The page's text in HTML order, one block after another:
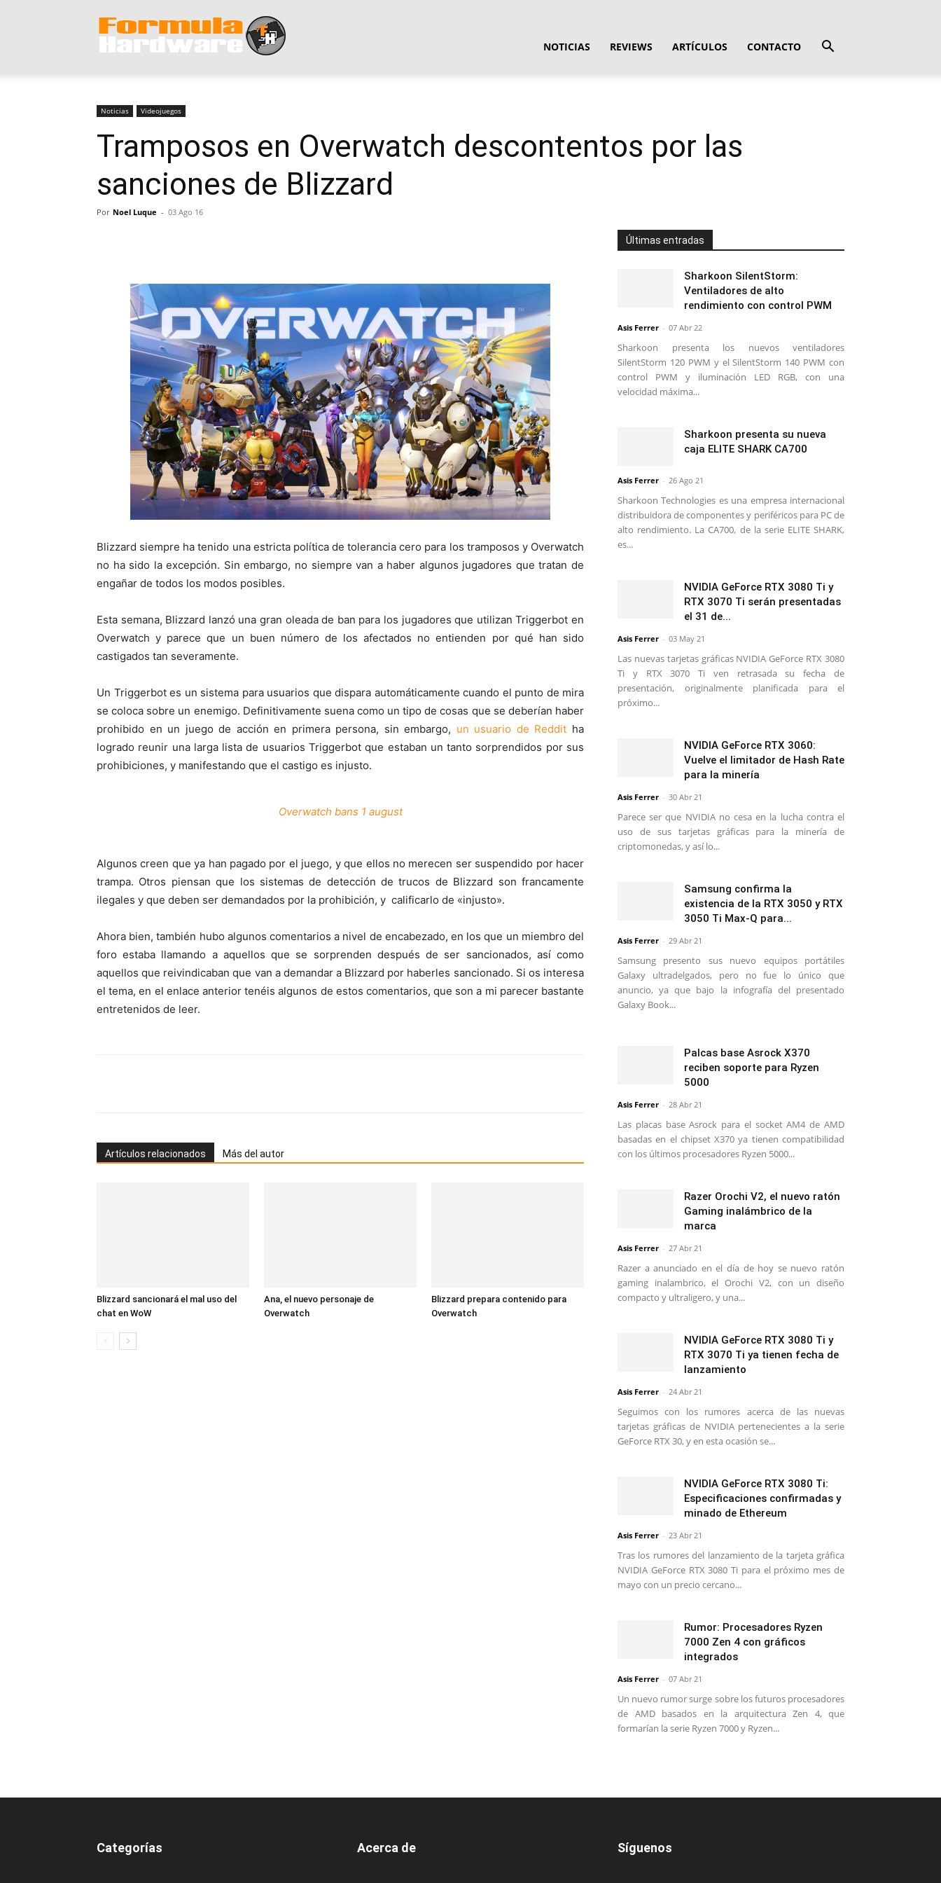
NOTICIAS REVIEWS ARTÍCULOS CONTACTO
Noticias Videojuegos
Tramposos en Overwatch descontentos por las
sanciones de Blizzard
Por Noel Luque - 03 Ago 16
Blizzard siempre ha tenido una estricta política de tolerancia cero para los tramposos y Overwatch
no ha sido la excepción. Sin embargo, no siempre van a haber algunos jugadores que tratan de
engañar de todos los modos posibles.
Esta semana, Blizzard lanzó una gran oleada de ban para los jugadores que utilizan Triggerbot en
Overwatch y parece que un buen número de los afectados no entienden por qué han sido
castigados tan severamente.
Un Triggerbot es un sistema para usuarios que dispara automáticamente cuando el punto de mira
se coloca sobre un enemigo. Definitivamente suena como un tipo de cosas que se deberían haber
prohibido en un juego de acción en primera persona, sin embargo, un usuario de Reddit ha
logrado reunir una larga lista de usuarios Triggerbot que estaban un tanto sorprendidos por sus
prohibiciones, y manifestando que el castigo es injusto.
Overwatch bans 1 august
Algunos creen que ya han pagado por el juego, y que ellos no merecen ser suspendido por hacer
trampa. Otros piensan que los sistemas de detección de trucos de Blizzard son francamente
ilegales y que deben ser demandados por la prohibición, y calificarlo de «injusto».
Ahora bien, también hubo algunos comentarios a nivel de encabezado, en los que un miembro del
foro estaba llamando a aquellos que se sorprenden después de ser sancionados, así como
aquellos que reivindicaban que van a demandar a Blizzard por haberles sancionado. Si os interesa
el tema, en el enlace anterior tenéis algunos de estos comentarios, que son a mi parecer bastante
entretenidos de leer.
Artículos relacionados Más del autor
Blizzard sancionará el mal uso del
chat en WoW
Ana, el nuevo personaje de
Overwatch
Blizzard prepara contenido para
Overwatch
Últimas entradas
Sharkoon SilentStorm:
Ventiladores de alto
rendimiento con control PWM
Asis Ferrer - 07 Abr 22
Sharkoon presenta los nuevos ventiladores
SilentStorm 120 PWM y el SilentStorm 140 PWM con
control PWM y iluminación LED RGB, con una
velocidad máxima...
Sharkoon presenta su nueva
caja ELITE SHARK CA700
Asis Ferrer - 26 Ago 21
Sharkoon Technologies es una empresa internacional
distribuidora de componentes y periféricos para PC de
alto rendimiento. La CA700, de la serie ELITE SHARK,
es...
NVIDIA GeForce RTX 3080 Ti y
RTX 3070 Ti serán presentadas
el 31 de...
Asis Ferrer - 03 May 21
Las nuevas tarjetas gráficas NVIDIA GeForce RTX 3080
Ti y RTX 3070 Ti ven retrasada su fecha de
presentación, originalmente planificada para el
próximo...
NVIDIA GeForce RTX 3060:
Vuelve el limitador de Hash Rate
para la minería
Asis Ferrer - 30 Abr 21
Parece ser que NVIDIA no cesa en la lucha contra el
uso de sus tarjetas gráficas para la minería de
criptomonedas, y así lo...
Samsung confirma la
existencia de la RTX 3050 y RTX
3050 Ti Max-Q para...
Asis Ferrer - 29 Abr 21
Samsung presento sus nuevo equipos portátiles
Galaxy ultradelgados, pero no fue lo único que
anuncio, ya que bajo la infografía del presentado
Galaxy Book...
Palcas base Asrock X370
reciben soporte para Ryzen
5000
Asis Ferrer - 28 Abr 21
Las placas base Asrock para el socket AM4 de AMD
basadas en el chipset X370 ya tienen compatibilidad
con los últimos procesadores Ryzen 5000...
Razer Orochi V2, el nuevo ratón
Gaming inalámbrico de la
marca
Asis Ferrer - 27 Abr 21
Razer a anunciado en el día de hoy se nuevo ratón
gaming inalambrico, el Orochi V2, con un diseño
compacto y ultraligero, y una...
NVIDIA GeForce RTX 3080 Ti y
RTX 3070 Ti ya tienen fecha de
lanzamiento
Asis Ferrer - 24 Abr 21
Seguimos con los rumores acerca de las nuevas
tarjetas gráficas de NVIDIA pertenecientes a la serie
GeForce RTX 30, y en esta ocasión se...
NVIDIA GeForce RTX 3080 Ti:
Especificaciones confirmadas y
minado de Ethereum
Asis Ferrer - 23 Abr 21
Tras los rumores del lanzamiento de la tarjeta gráfica
NVIDIA GeForce RTX 3080 Ti para el próximo mes de
mayo con un precio cercano...
Rumor: Procesadores Ryzen
7000 Zen 4 con gráficos
integrados
Asis Ferrer - 07 Abr 21
Un nuevo rumor surge sobre los futuros procesadores
de AMD basados en la arquitectura Zen 4, que
formarían la serie Ryzen 7000 y Ryzen...
Categorías Acerca de Síguenos